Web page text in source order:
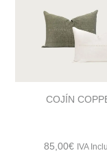
COJÍN
85,00€ IVA